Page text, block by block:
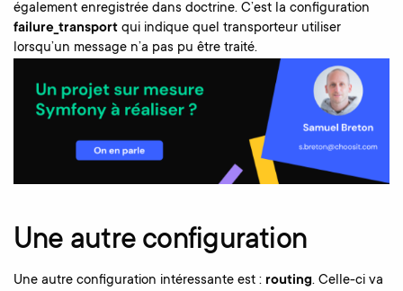
également enregistrée dans doctrine. C’est la configuration
failure_transport qui indique quel transporteur utiliser
lorsqu’un message n’a pas pu être traité.
Une autre configuration
Une autre configuration intéressante est : routing. Celle-ci va